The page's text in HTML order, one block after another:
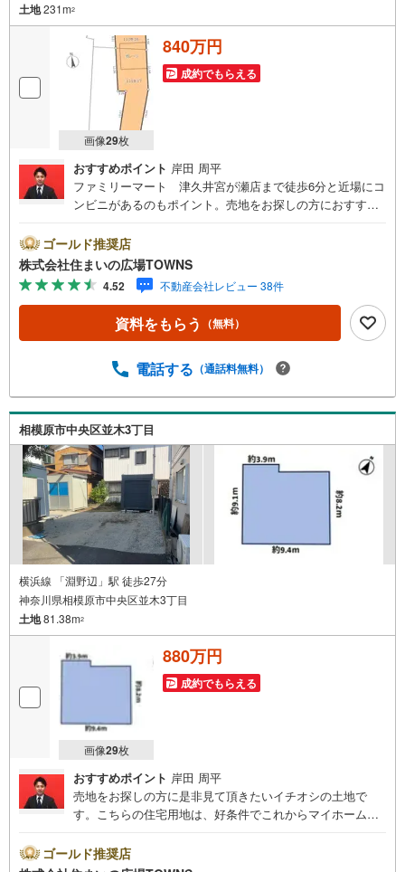
土地231m2
画像29枚
840万円
成約でもらえる
おすすめポイント 岸田 周平
ファミリーマート 津久井宮が瀬店まで徒歩6分と近場にコ
ンビニがあるのもポイント。売地をお探しの方におすすめ
プランの自由度が高い、平坦な地勢です。【年中無休/9:00
～21:00】人気物件は特にお問い合わせが集中するため、お
早めにお電話下さい。「室内・現地を見学する」ボタンよ
りご予約頂くとご見学がスムーズです。■その他、各種ご相
談も承っております。○住宅ローンのご相談○ライフプラン
のシミュレーション■住まいの広場TOWNSからお客様へ経
紹介させて頂きます！ /他社様掲載物件も併せてご紹介可能
すので、お車でのお越しも大歓迎です！
ゴールド推奨店
株式会社住まいの広場TOWNS
4.52 不動産会社レビュー 38件
資料をもらう （無料）
電話する （通話料無料）
相模原市中央区並木3丁目
横浜線 「淵野辺」駅 徒歩27分
神奈川県相模原市中央区並木3丁目
土地81.38m2
画像29枚
880万円
成約でもらえる
おすすめポイント 岸田 周平
売地をお探しの方に是非見て頂きたいイチオシの土地で
す。こちらの住宅用地は、好条件でこれからマイホームを
平坦な地勢です。土地面積は81.38平米（公簿）でイチオ
シ。立地している第一種中高層住居専用地域とは、中高層
ゴールド推奨店